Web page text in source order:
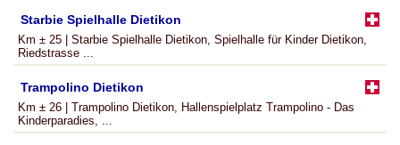
Starbie Spielhalle Dietikon
Km ± 25 | Starbie Spielhalle Dietikon, Spielhalle für Kinder Dietikon,
Riedstrasse ...
Trampolino Dietikon
Km ± 26 | Trampolino Dietikon, Hallenspielplatz Trampolino - Das
Kinderparadies, ...